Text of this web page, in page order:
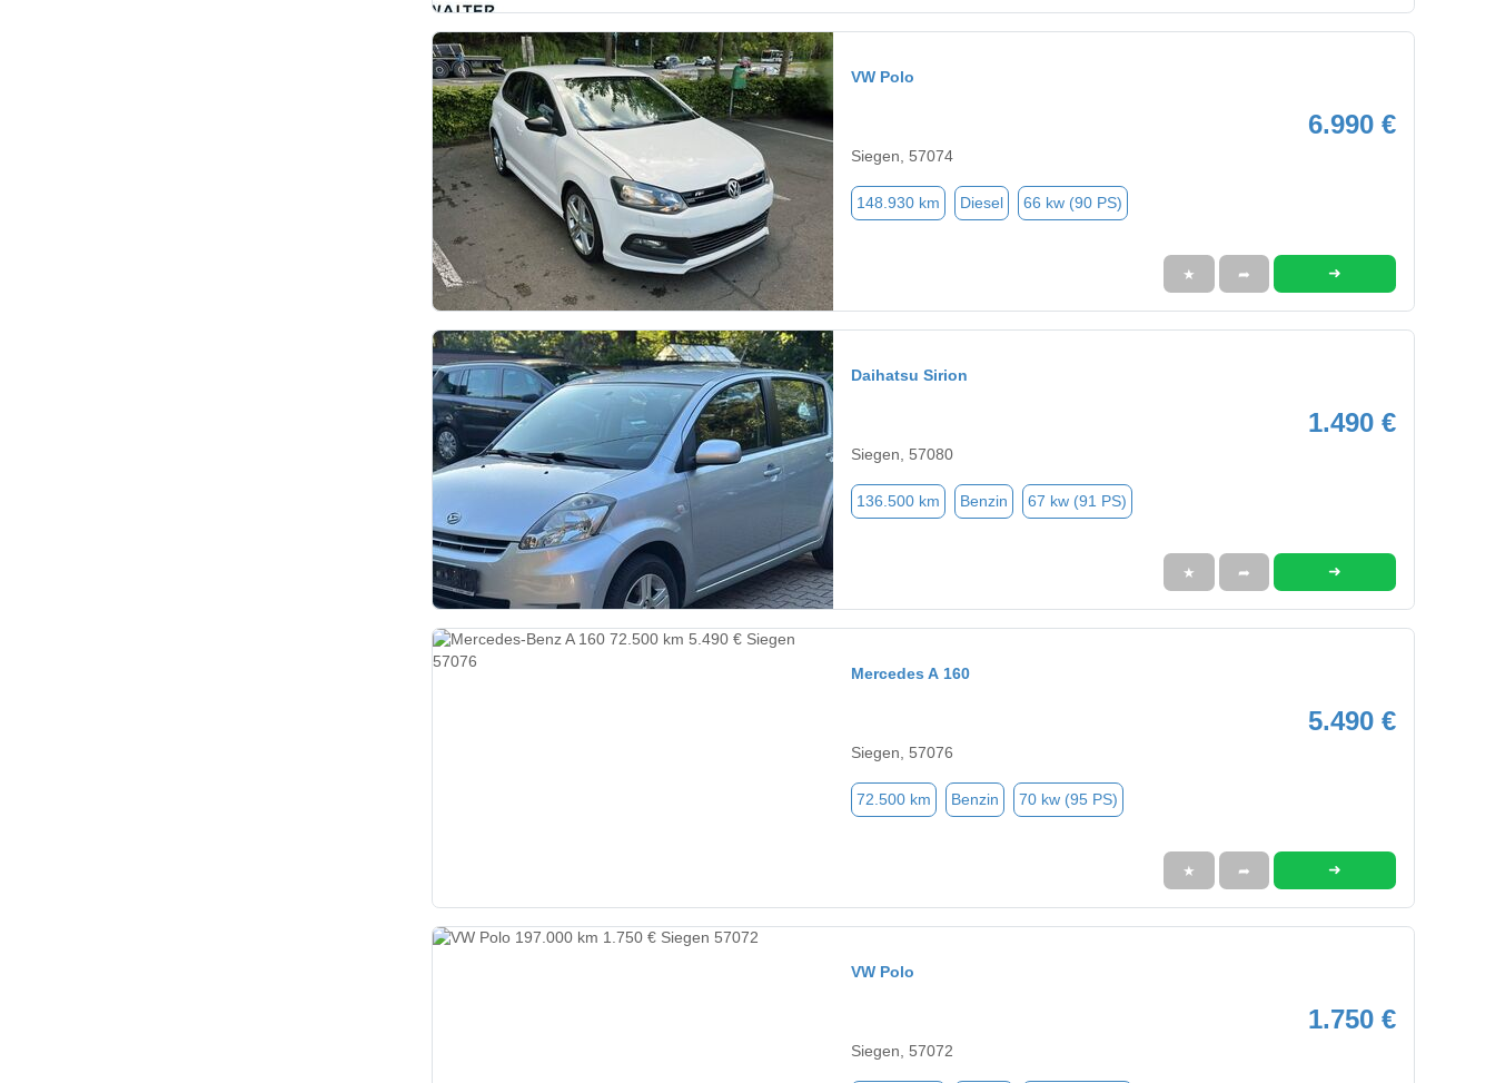
VW Polo
6.990 €
Siegen, 57074
148.930 km Diesel 66 kw (90 PS)
★ ➦ ➜
Daihatsu Sirion
1.490 €
Siegen, 57080
136.500 km Benzin 67 kw (91 PS)
★ ➦ ➜
Mercedes A 160
5.490 €
Siegen, 57076
72.500 km Benzin 70 kw (95 PS)
★ ➦ ➜
VW Polo
1.750 €
Siegen, 57072